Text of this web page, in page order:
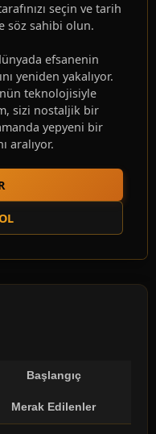
seçin ve tarih
söz sahibi olun.
efsanenin
yeniden yakalıyor.
teknolojisiyle
sizi nostaljik bir
yepyeni bir
aralıyor.
Başlangıç
Merak Edilenler